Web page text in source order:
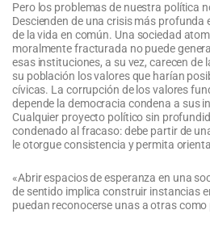
Pero los problemas de nuestra política
Descienden de una crisis más
de la vida en común. Una sociedad
moralmente fracturada no puede
esas instituciones, a su vez, carecen de
su población los valores que harían
cívicas. La corrupción de los valores
depende la democracia condena a sus
Cualquier proyecto político sin
condenado al fracaso: debe partir de
le otorgue consistencia y permita
«Abrir espacios de esperanza en una
de sentido implica construir instancias
puedan reconocerse unas a otras